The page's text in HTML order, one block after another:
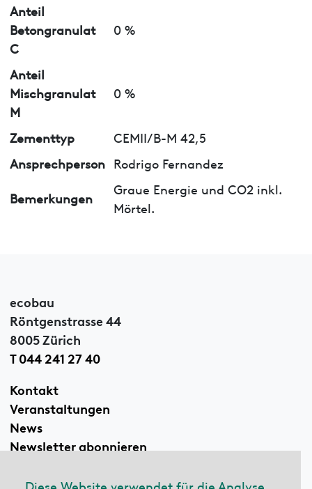
Diese Website verwendet für die Analyse
Anteil
Betongranulat
C
0 %
Anteil
Mischgranulat
M
0 %
Zementtyp
CEMII/B-M 42,5
Ansprechperson Rodrigo Fernandez
Bemerkungen
Graue Energie und CO2 inkl.
Mörtel.
ecobau
Röntgenstrasse 44
8005 Zürich
T 044 241 27 40
Kontakt
Veranstaltungen
News
Newsletter abonnieren